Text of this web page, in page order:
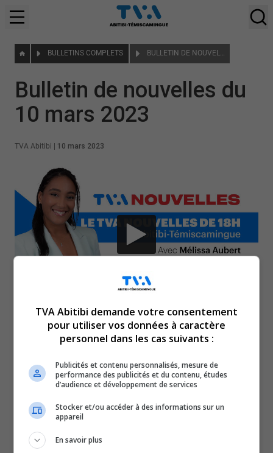
BULLETINS COMPLETS BULLETIN DE NOUVELLES DU 10 MARS 2023
Bulletin de nouvelles du
10 mars 2023
TVA Abitibi 10 mars 2023
Voici l’actualité de l’Abitibi-Témiscamingue.
Le TVA 12 h 13 et le TVA 17 h 58 sont des rendez-vous
incontournables pour connaître tout de l’actualité
régionale. Avec un bulletin de 12 minutes sur l’heure du
pour faire un tour d’horizon complet de ce qui a marqué
TVA Abitibi demande votre consentement
pour utiliser vos données à caractère
personnel dans les cas suivants :
Publicités et contenu personnalisés, mesure de
performance des publicités et du contenu, études
d’audience et développement de services
Stocker et/ou accéder à des informations sur un
appareil
En savoir plus